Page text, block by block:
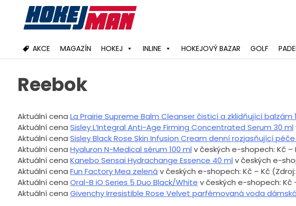
content
AKCE MAGAZÍN HOKEJ INLINE HOKEJOVÝ BAZAR GOLF
Reebok
Aktuální cena La Prairie Supreme Balm Cleanser čisticí a zklidňující balzám
Aktuální cena Sisley L’Integral Anti-Age Firming Concentrated Serum 30 ml
Aktuální cena Sisley Black Rose Skin Infusion Cream denní rozjasňující
Aktuální cena Hyaluron N-Medical sérum 100 ml v českých e-shopech: Kč –
Aktuální cena Kanebo Sensai Hydrachange Essence 40 ml v českých e-
Aktuální cena Fun Factory Mea zelená v českých e-shopech: Kč – Kč
Aktuální cena Oral-B iO Series 5 Duo Black/White v českých e-shopech: Kč
Aktuální cena Givenchy Irresistible Rose Velvet parfémovaná voda